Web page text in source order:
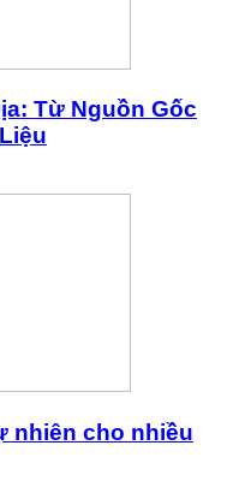
Từ Nguồn Gốc
nhiên cho nhiều